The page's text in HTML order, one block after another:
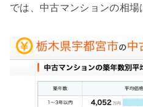
では、中古マンションの相場